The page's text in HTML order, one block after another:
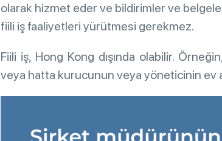
olarak hizmet eder ve bildirimler ve
fiili iş faaliyetleri yürütmesi gerekmez.
Fiili iş, Hong Kong dışında olabilir.
veya hatta kurucunun veya yöneticinin ev